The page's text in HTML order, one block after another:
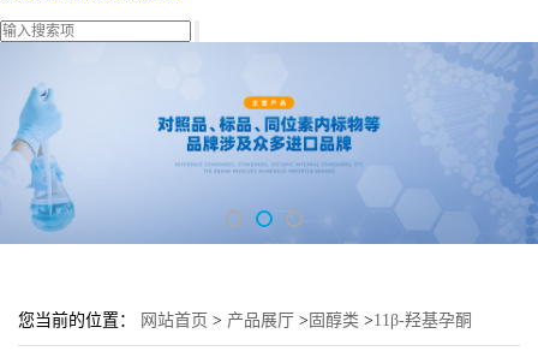
您当前的位置： 网站首页 > 产品展厅 > 固醇类 >11β-羟基孕酮